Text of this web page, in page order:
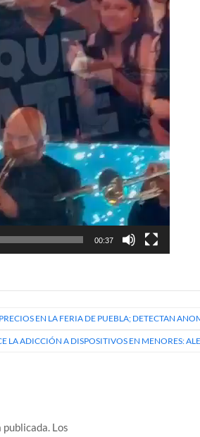
00:37
EN LA FERIA DE PUEBLA; DETECTAN
LA ADICCIÓN A DISPOSITIVOS EN MENORES:
publicada. Los